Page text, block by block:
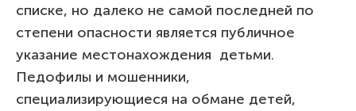
списке, но далеко не самой последней по
степени опасности является публичное
указание местонахождения детьми.
Педофилы и мошенники,
специализирующиеся на обмане детей,